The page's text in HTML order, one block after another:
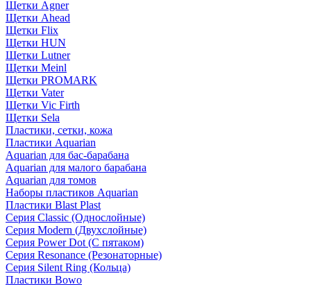
Щетки Agner
Щетки Ahead
Щетки Flix
Щетки HUN
Щетки Lutner
Щетки Meinl
Щетки PROMARK
Щетки Vater
Щетки Vic Firth
Щетки Sela
Пластики, сетки, кожа
Пластики Aquarian
Aquarian для бас-барабана
Aquarian для малого барабана
Aquarian для томов
Наборы пластиков Aquarian
Пластики Blast Plast
Серия Classic (Однослойные)
Серия Modern (Двухслойные)
Серия Power Dot (С пятаком)
Серия Resonance (Резонаторные)
Серия Silent Ring (Кольца)
Пластики Bowo